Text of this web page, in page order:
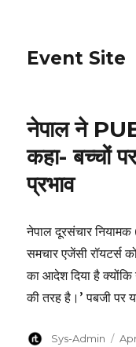
Event Site
नेपाल ने
कहा- बच्चों
प्रभाव
नेपाल दूरसंचार
समचार एजेंसी रॉयटर्स
का आदेश दिया है
की तरह है।’ पबजी पर
Author
Sys-Admin